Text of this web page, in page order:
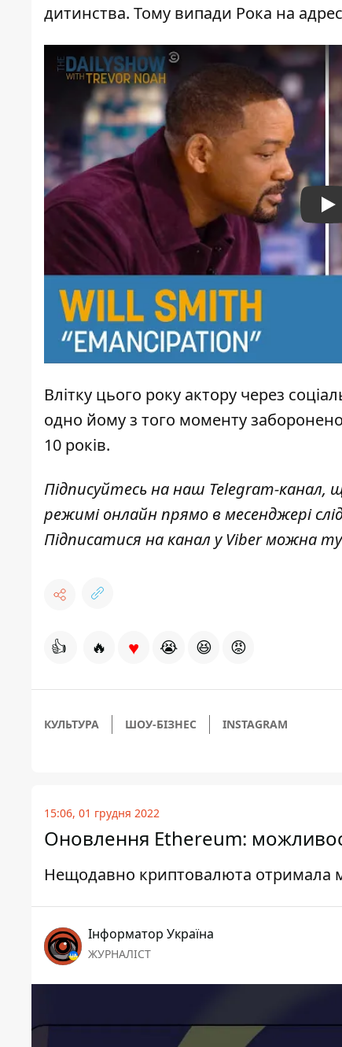
дитинства. Тому випади Рока на
Влітку цього року актору через
одно йому з того моменту
10 років.
Підписуйтесь на наш Telegram-канал,
режимі онлайн прямо в месенджері
Підписатися на канал у Viber можна
👍 🔥 ♥ 😭 😆 😡
КУЛЬТУРА ШОУ-БІЗНЕС INSTAGRAM
15:06, 01 грудня 2022
Оновлення Ethereum:
Нещодавно криптовалюта отримала
Інформатор Україна
ЖУРНАЛІСТ